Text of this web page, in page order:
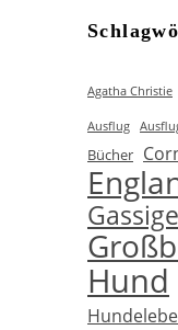
Agatha Christie
Ausflug
Bücher
Hund